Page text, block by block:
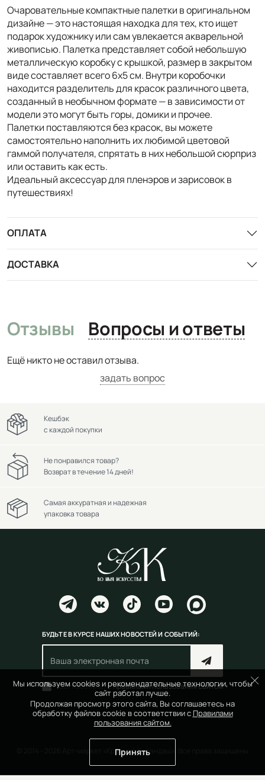
Очаровательные компактные палетки в оригинальном
дизайне — это настоящая находка для тех, кто ищет
подарок художнику или сам увлекается акварельной
живописью. Палетка представляет собой небольшую
металлическую коробку с крышкой, размер в закрытом
виде составляет всего 6х5 см. Внутри коробочки
находится разделитель для красок различного цвета,
созданный в необычном формате — в зависимости от
модели это могут быть горы, домики и прочее.
Палетки поставляются без красок, вы можете
самостоятельно наполнить их любимой цветовой
гаммой получателя, спрятать в них небольшой сюрприз
или оставить как есть.
Идеальный аксессуар для пленэров и зарисовок в
путешествиях!
ОПЛАТА
ДОСТАВКА
Отзывы Вопросы и ответы
Ещё никто не оставил отзыва.
задать вопрос
Мы используем cookies и рекомендательные технологии, чтобы
сайт работал лучше.
Продолжая просмотр этого сайта, Вы соглашаетесь на
обработку файлов cookie в соответствии с Правилами
пользования сайтом.
Принять
Кешбэк
с каждой покупки
Не понравился товар?
Возврат в течение 14 дней!
Самая аккуратная и надежная
упаковка товара
БУДЬТЕ В КУРСЕ НАШИХ НОВОСТЕЙ И СОБЫТИЙ:
Согласен(на) справилами пользования сайтом
© 2014 - 2026 Арт-маркет «Красный Карандаш». Все права защищены